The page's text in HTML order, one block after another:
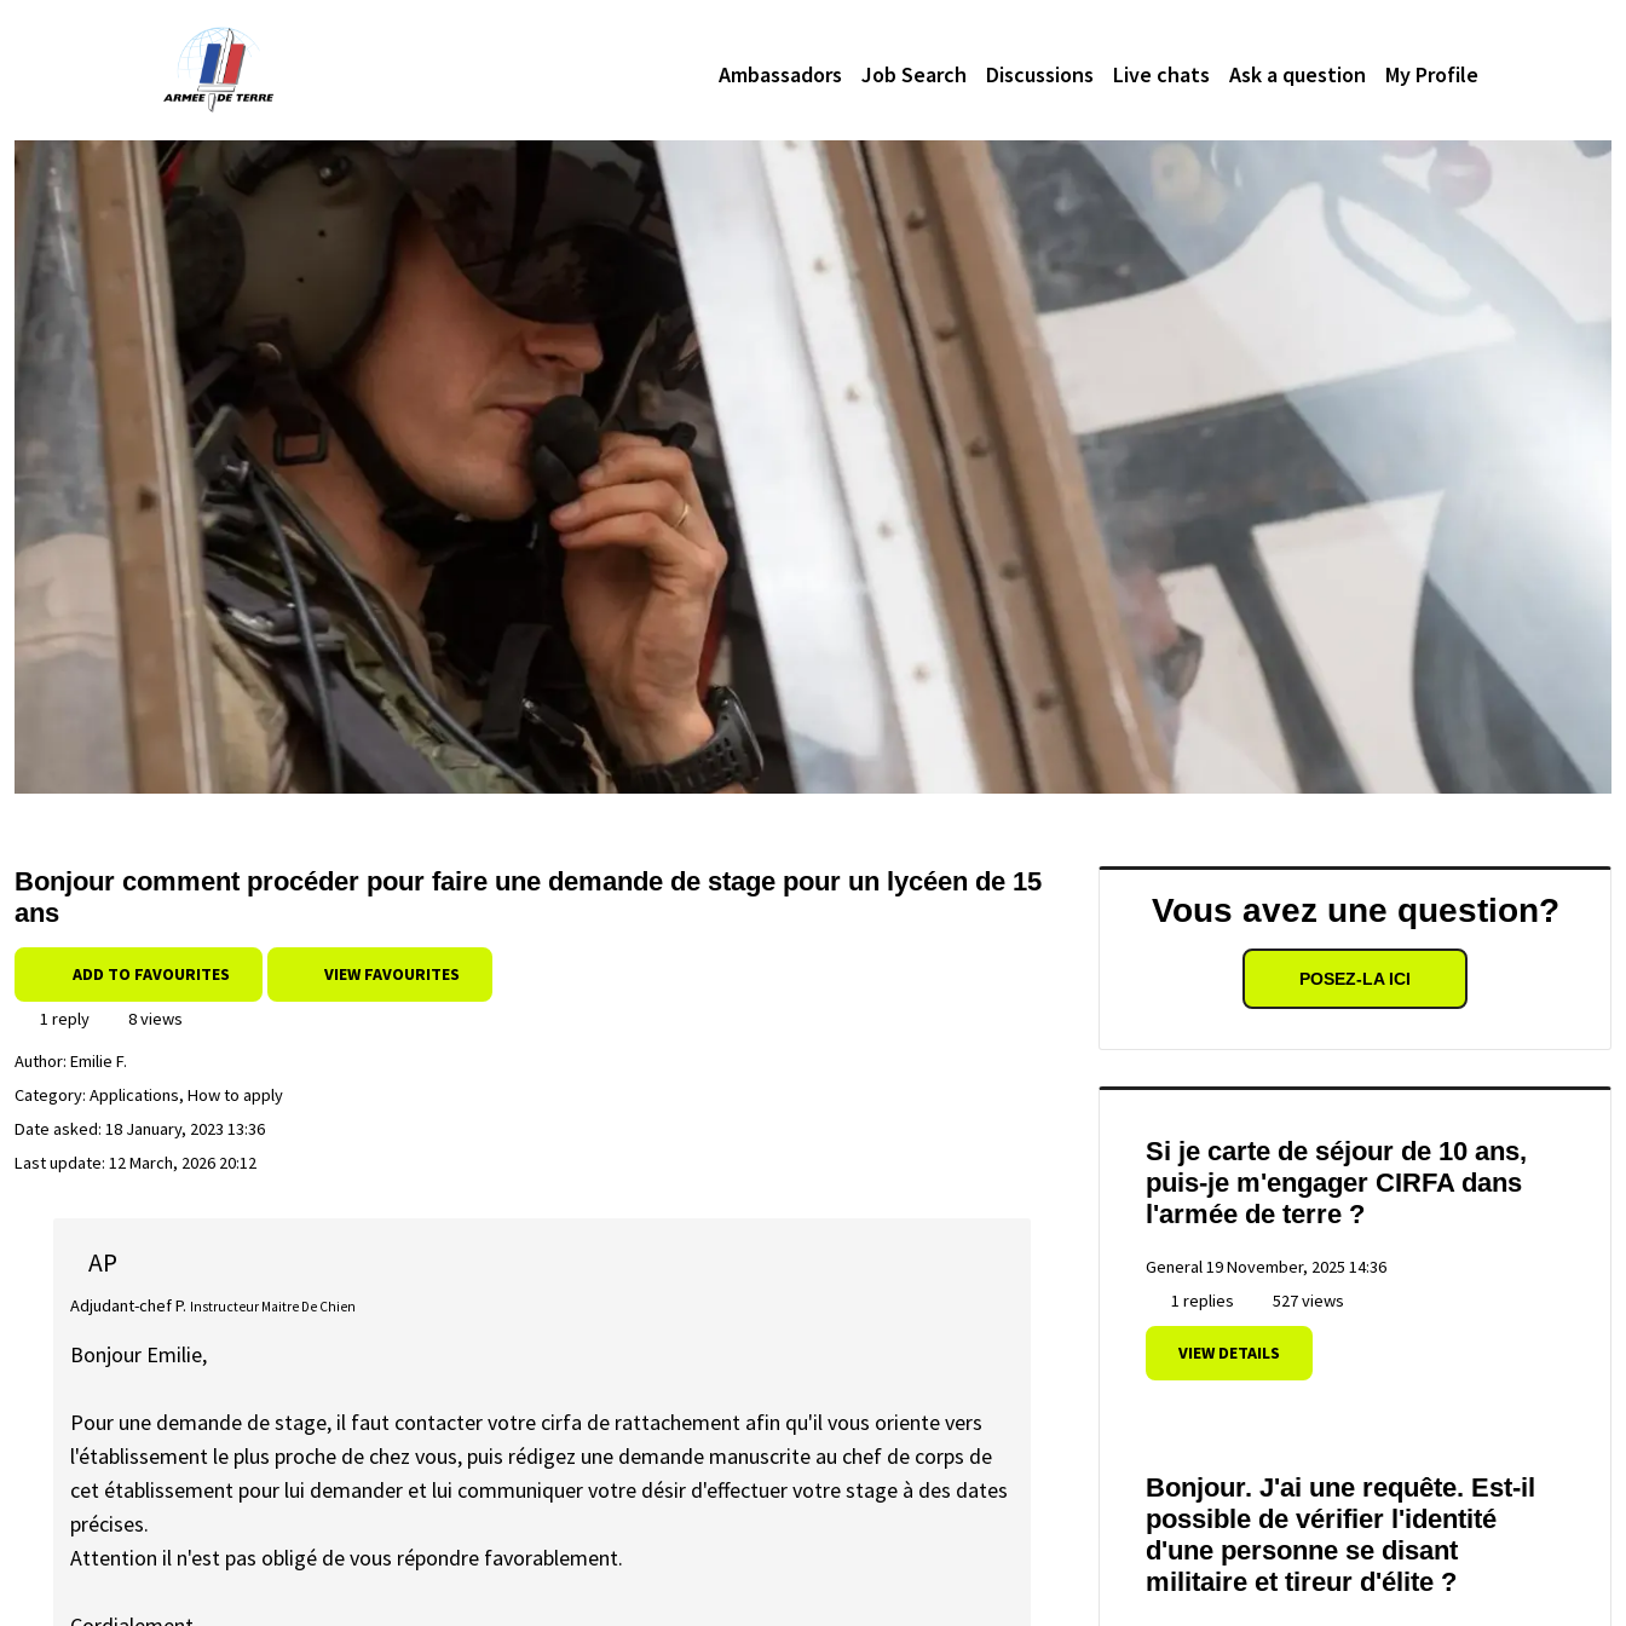
Ambassadors Job Search Discussions Live chats Ask a question My Profile
Bonjour comment procéder pour faire une demande de stage pour un lycéen de 15
ans
ADD TO FAVOURITES VIEW FAVOURITES
1 reply
8 views
Author: Emilie F.
Category: Applications, How to apply
Date asked: 18 January, 2023 13:36
Last update: 12 March, 2026 20:12
AP
Adjudant-chef P. Instructeur Maitre De Chien
Bonjour Emilie,
Pour une demande de stage, il faut contacter votre cirfa de rattachement afin qu'il vous oriente vers
l'établissement le plus proche de chez vous, puis rédigez une demande manuscrite au chef de corps de
cet établissement pour lui demander et lui communiquer votre désir d'effectuer votre stage à des dates
précises.
Attention il n'est pas obligé de vous répondre favorablement.
Vous avez une question?
POSEZ-LA ICI
Si je carte de séjour de 10 ans,
puis-je m'engager CIRFA dans
l'armée de terre ?
General19 November, 2025 14:36
1 replies
527 views
VIEW DETAILS
Bonjour. J'ai une requête. Est-il
possible de vérifier l'identité
d'une personne se disant
militaire et tireur d'élite ?